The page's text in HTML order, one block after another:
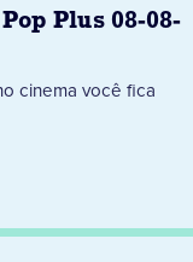
Plus 08-08-
cinema você fica